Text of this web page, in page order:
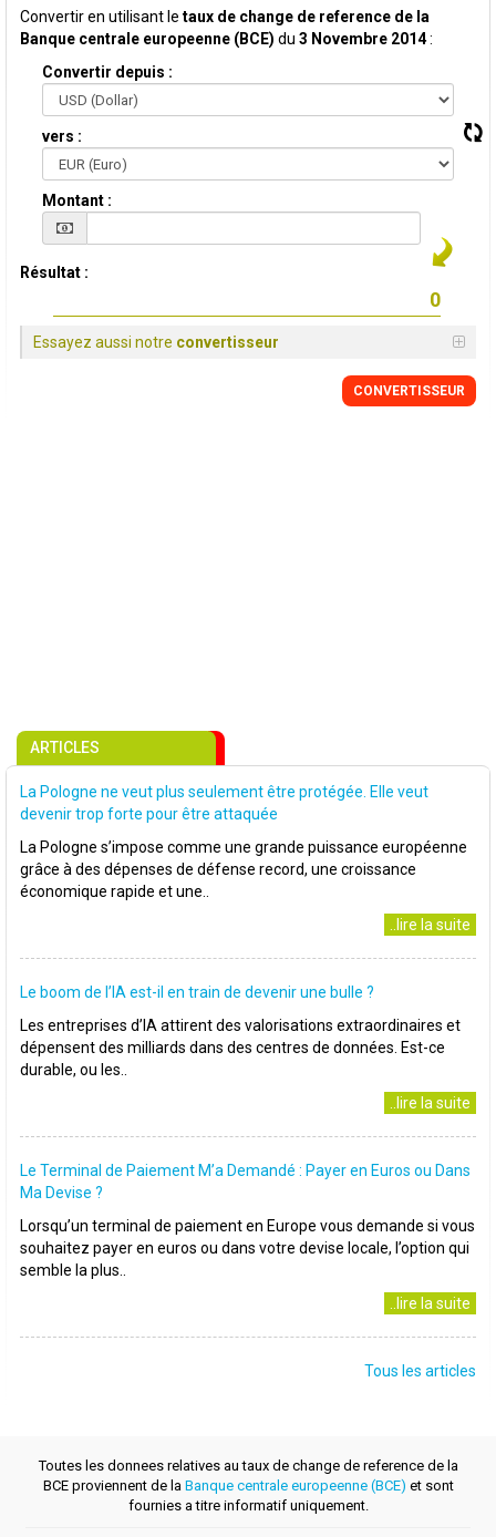
Convertir en utilisant le taux de change de reference de la
Banque centrale europeenne (BCE) du 3 Novembre 2014:
Convertir depuis :
vers :
Montant :
Résultat :
Essayez aussi notre convertisseur
CONVERTISSEUR
ARTICLES
La Pologne ne veut plus seulement être protégée. Elle veut
devenir trop forte pour être attaquée
La Pologne s’impose comme une grande puissance européenne
grâce à des dépenses de défense record, une croissance
économique rapide et une..
..lire la suite
Le boom de l’IA est-il en train de devenir une bulle ?
Les entreprises d’IA attirent des valorisations extraordinaires et
dépensent des milliards dans des centres de données. Est-ce
durable, ou les..
..lire la suite
Le Terminal de Paiement M’a Demandé : Payer en Euros ou Dans
Ma Devise ?
Lorsqu’un terminal de paiement en Europe vous demande si vous
souhaitez payer en euros ou dans votre devise locale, l’option qui
semble la plus..
..lire la suite
Tous les articles
Toutes les donnees relatives au taux de change de reference de la
BCE proviennent de la Banque centrale europeenne (BCE) et sont
fournies a titre informatif uniquement.